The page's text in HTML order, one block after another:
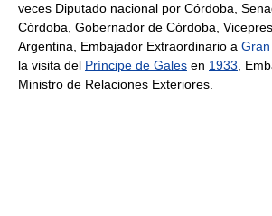
veces Diputado nacional por Córdoba,
Córdoba, Gobernador de Córdoba,
Argentina, Embajador Extraordinario a
la visita del Príncipe de Gales en 1933 ,
Ministro de Relaciones Exteriores.